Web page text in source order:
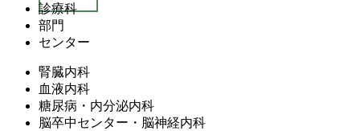
診療科
部門
センター
腎臓内科
血液内科
糖尿病・内分泌内科
脳卒中センター・脳神経内科